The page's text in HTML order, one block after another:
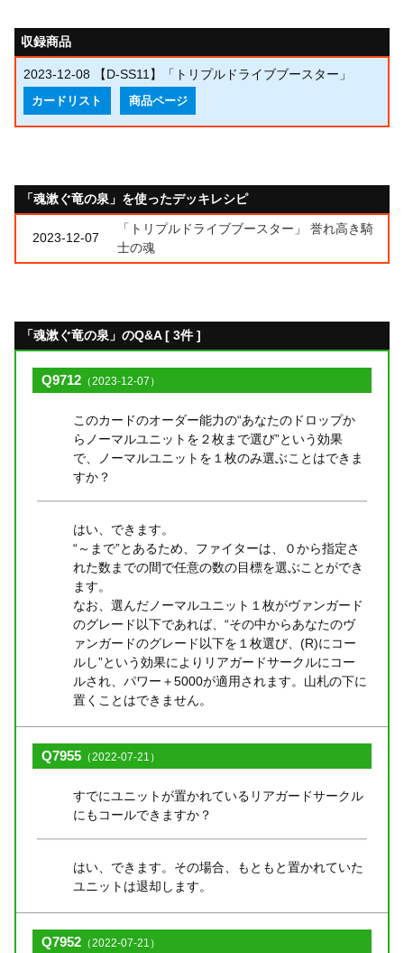
収録商品
2023-12-08 【D-SS11】「トリプルドライブブースター」
カードリスト 商品ページ
「魂漱ぐ竜の泉」を使ったデッキレシピ
2023-12-07
「トリプルドライブブースター」 誉れ高き騎
士の魂
「魂漱ぐ竜の泉」のQ&A [ 3件 ]
Q9712 （2023-12-07）
このカードのオーダー能力の“あなたのドロップか
らノーマルユニットを２枚まで選び”という効果
で、ノーマルユニットを１枚のみ選ぶことはできま
すか？
はい、できます。
“～まで”とあるため、ファイターは、０から指定さ
れた数までの間で任意の数の目標を選ぶことができ
ます。
なお、選んだノーマルユニット１枚がヴァンガード
のグレード以下であれば、“その中からあなたのヴ
ァンガードのグレード以下を１枚選び、(R)にコー
ルし”という効果によりリアガードサークルにコー
ルされ、パワー＋5000が適用されます。山札の下に
置くことはできません。
Q7955 （2022-07-21）
すでにユニットが置かれているリアガードサークル
にもコールできますか？
はい、できます。その場合、もともと置かれていた
ユニットは退却します。
Q7952 （2022-07-21）